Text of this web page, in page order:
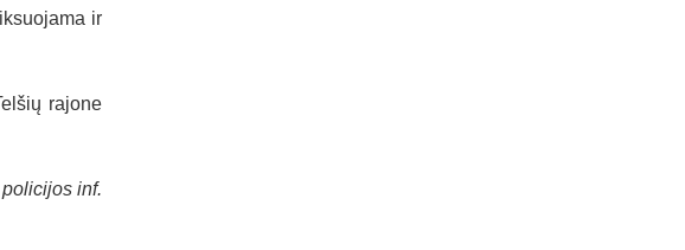
ir
rajone
inf.